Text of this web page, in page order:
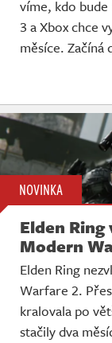
víme, kdo
3 a Xbox chce
měsíce. Začíná
NOVINKA
Elden
Modern
Elden Ring
Warfare 2.
kralovala po
stačily dva